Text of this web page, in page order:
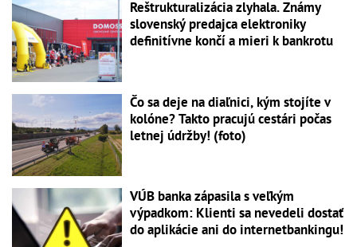
Reštrukturalizácia zlyhala. Známy
slovenský predajca elektroniky
definitívne končí a mieri k bankrotu
Čo sa deje na diaľnici, kým stojíte v
kolóne? Takto pracujú cestári počas
letnej údržby! (foto)
VÚB banka zápasila s veľkým
výpadkom: Klienti sa nevedeli dostať
do aplikácie ani do internetbankingu!